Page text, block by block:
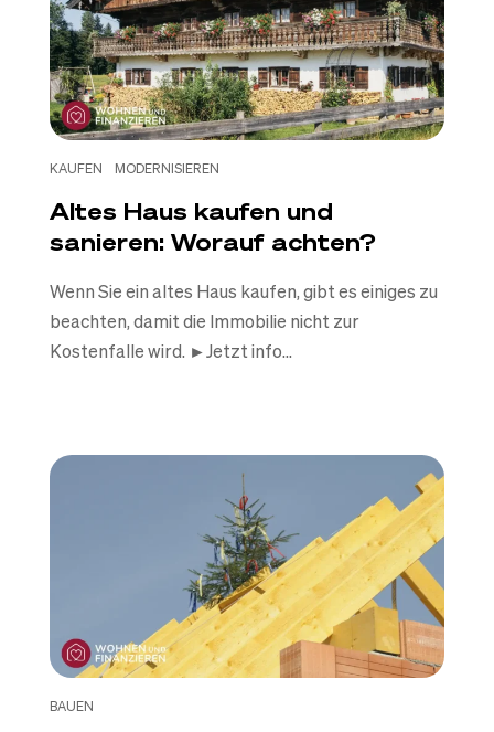
KAUFEN MODERNISIEREN
Altes Haus kaufen und
sanieren: Worauf achten?
Wenn Sie ein altes Haus kaufen, gibt es einiges zu
beachten, damit die Immobilie nicht zur
Kostenfalle wird. ►Jetzt info...
BAUEN